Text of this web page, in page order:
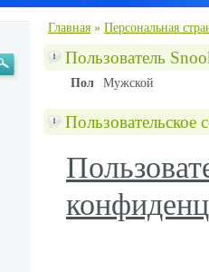
Главная » Персональная
Пользователь
Пол Мужской
Пользовательское